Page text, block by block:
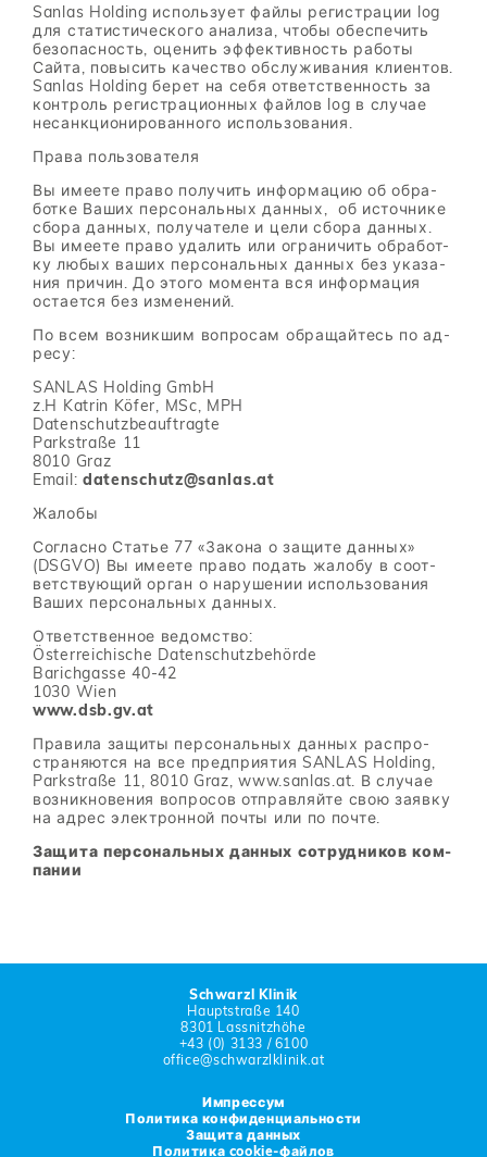
Sanlas Holding ис­поль­зу­ет фай­лы ре­ги­стра­ции log
для ста­ти­сти­че­ско­го ана­ли­за, что­бы обес­пе­чить
без­опас­ность, оце­нить эф­фек­тив­ность ра­бо­ты
Сай­та, по­вы­сить ка­че­ство об­слу­жи­ва­ния кли­ен­тов.
Sanlas Holding бе­рет на себя от­вет­ствен­ность за
кон­троль ре­ги­стра­ци­он­ных фай­лов log в слу­чае
несанк­ци­о­ни­ро­ван­но­го ис­поль­зо­ва­ния.
Пра­ва поль­зо­ва­те­ля
Вы име­е­те пра­во по­лу­чить ин­фор­ма­цию об об­ра­
бот­ке Ва­ших пер­со­наль­ных дан­ных, об ис­точ­ни­ке
сбо­ра дан­ных, по­лу­ча­те­ле и цели сбо­ра дан­ных.
Вы име­е­те пра­во уда­лить или огра­ни­чить об­ра­бот­
ку лю­бых ва­ших пер­со­наль­ных дан­ных без ука­за­
ния при­чин. До это­го мо­мен­та вся ин­фор­ма­ция
оста­ет­ся без из­ме­не­ний.
По всем воз­ник­шим во­про­сам об­ра­щай­тесь по ад­
ре­су:
SANLAS Holding GmbH
z.H Katrin Köfer, MSc, MPH
Datenschutzbeauftragte
Parkstraße 11
8010 Graz
Email: datenschutz@sanlas.at
Жа­ло­бы
Со­глас­но Ста­тье 77 «За­ко­на о за­щи­те дан­ных»
(DSGVO) Вы име­е­те пра­во по­дать жа­ло­бу в со­от­
вет­ству­ю­щий ор­ган о на­ру­ше­нии ис­поль­зо­ва­ния
Ва­ших пер­со­наль­ных дан­ных.
От­вет­ствен­ное ве­дом­ство:
Österreichische Datenschutzbehörde
Barichgasse 40-42
1030 Wien
www.dsb.gv.at
Пра­ви­ла за­щи­ты пер­со­наль­ных дан­ных рас­про­
стра­ня­ют­ся на все пред­при­я­тия SANLAS Holding,
Parkstraße 11, 8010 Graz, www.sanlas.at. В слу­чае
воз­ник­но­ве­ния во­про­сов от­прав­ляй­те свою за­яв­ку
на ад­рес элек­трон­ной по­чты или по по­чте.
За­щи­та пер­со­наль­ных дан­ных со­труд­ни­ков ком­
па­нии
Schwarzl Klinik
Hauptstraße 140
8301 Lassnitzhöhe
+43 (0) 3133 / 6100
office@schwarzlklinik.at
Им­прес­сум
По­ли­ти­ка кон­фи­ден­ци­аль­но­сти
За­щи­та дан­ных
По­ли­ти­ка cookie-фай­лов